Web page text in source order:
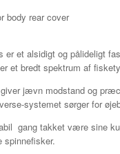
body rear cover
er et alsidigt og pålideligt
et bredt spektrum af
jævn modstand og
systemet sørger for
gang takket være sine
spinnefisker.